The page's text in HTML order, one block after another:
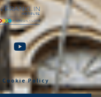
Cookie Policy